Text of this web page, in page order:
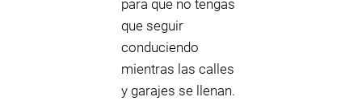
para que no tengas
que seguir
conduciendo
mientras las calles
y garajes se llenan.